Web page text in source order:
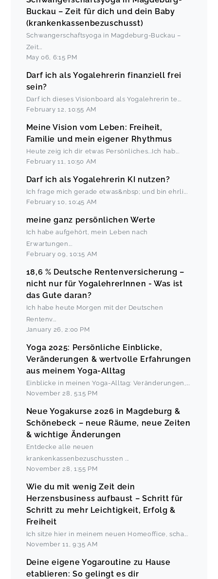
Buckau – Zeit für dich und dein Baby
(krankenkassenbezuschusst)
Schwangerschaftsyoga in Magdeburg-Buckau –
Zeit...
May 06 6:15 PM
Darf ich als Yogalehrerin finanziell frei
sein?
Darf ich dieses Visionboard als Yogalehrerin te...
February 12 10:55 AM
Meine Vision vom Leben: Freiheit,
Familie und mein eigener Rhythmus
Heute zeig ich dir etwas Persönliches...Ich hab...
February 11
10:50 AM
Darf ich als Yogalehrerin KI nutzen?
Ich frage mich gerade etwas&nbsp; und bin ehrli ...
February 10 10:45 AM
meine ganz persönlichen Werte
Ich habe aufgehört, mein Leben nach
Erwartungen ...
February 09 10:15 AM
18,6 % Deutsche Rentenversicherung –
nicht nur für YogalehrerInnen - Was ist
das Gute daran?
Ich habe heute Morgen mit der Deutschen
Rentenv...
January 26 2:00 PM
Yoga 2025: Persönliche Einblicke,
Veränderungen & wertvolle Erfahrungen
aus meinem Yoga-Alltag
Einblicke in meinen Yoga-Alltag: Veränderungen, ...
November 28 5:15 PM
Neue Yogakurse 2026 in Magdeburg &
Schönebeck – neue Räume, neue Zeiten
& wichtige Änderungen
Entdecke alle neuen
krankenkassenbezuschussten ...
November 28 1:55 PM
Wie du mit wenig Zeit dein
Herzensbusiness aufbaust – Schritt für
Schritt zu mehr Leichtigkeit, Erfolg &
Freiheit
Ich sitze hier in meinem neuen Homeoffice, scha ...
November 11
9:35 AM
Deine eigene Yogaroutine zu Hause
etablieren: So gelingt es dir